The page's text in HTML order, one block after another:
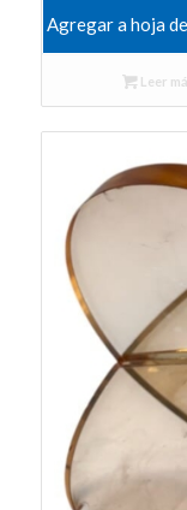
Agregar a hoja
Leer